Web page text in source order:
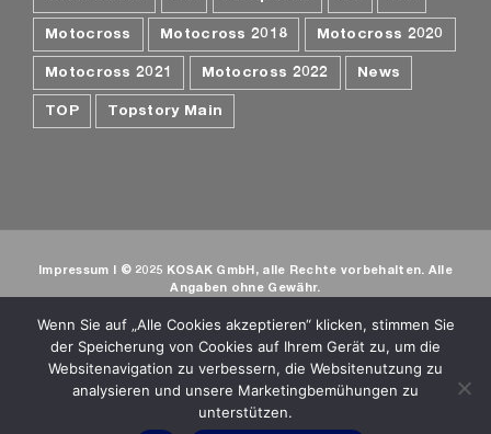
Motocross Motocross 2018 Motocross 2020
Motocross 2021 Motocross 2022 News
TOP Topstory Main
Impressum I © 2025 KOSAK GmbH, alle Rechte vorbehalten. Alle
Angaben ohne Gewähr.
Impressum . Alle Inhalte sind urheberrechtlich geschützt und
dürfen ohne schriftliche Zustimmung nicht für Drittangebote
genutzt werden. Alle Angaben ohne gewähr. Preisangaben ohne
gewähr
Wenn Sie auf „Alle Cookies akzeptieren“ klicken, stimmen Sie
der Speicherung von Cookies auf Ihrem Gerät zu, um die
Websitenavigation zu verbessern, die Websitenutzung zu
analysieren und unsere Marketingbemühungen zu
unterstützen.